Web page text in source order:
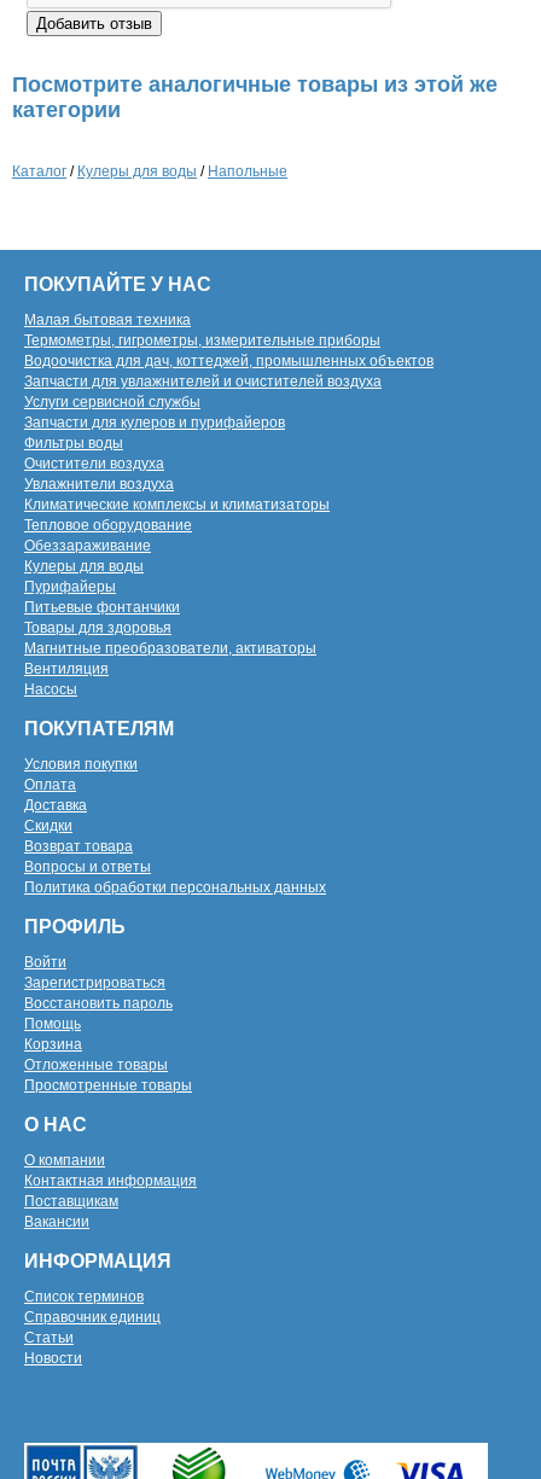
Посмотрите аналогичные товары из этой же
категории
Каталог / Кулеры для воды / Напольные
ПОКУПАЙТЕ У НАС
Малая бытовая техника
Термометры, гигрометры, измерительные приборы
Водоочистка для дач, коттеджей, промышленных объектов
Запчасти для увлажнителей и очистителей воздуха
Услуги сервисной службы
Запчасти для кулеров и пурифайеров
Фильтры воды
Очистители воздуха
Увлажнители воздуха
Климатические комплексы и климатизаторы
Тепловое оборудование
Обеззараживание
Кулеры для воды
Пурифайеры
Питьевые фонтанчики
Товары для здоровья
Магнитные преобразователи, активаторы
Вентиляция
Насосы
ПОКУПАТЕЛЯМ
Условия покупки
Оплата
Доставка
Скидки
Возврат товара
Вопросы и ответы
Политика обработки персональных данных
ПРОФИЛЬ
Войти
Зарегистрироваться
Восстановить пароль
Помощь
Корзина
Отложенные товары
Просмотренные товары
О НАС
О компании
Контактная информация
Поставщикам
Вакансии
ИНФОРМАЦИЯ
Список терминов
Справочник единиц
Статьи
Новости